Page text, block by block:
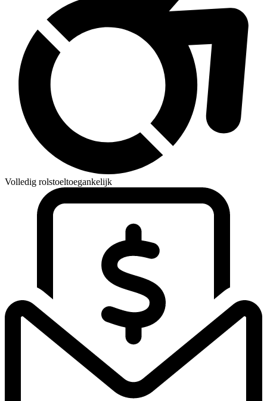
Volledig rolstoeltoegankelijk